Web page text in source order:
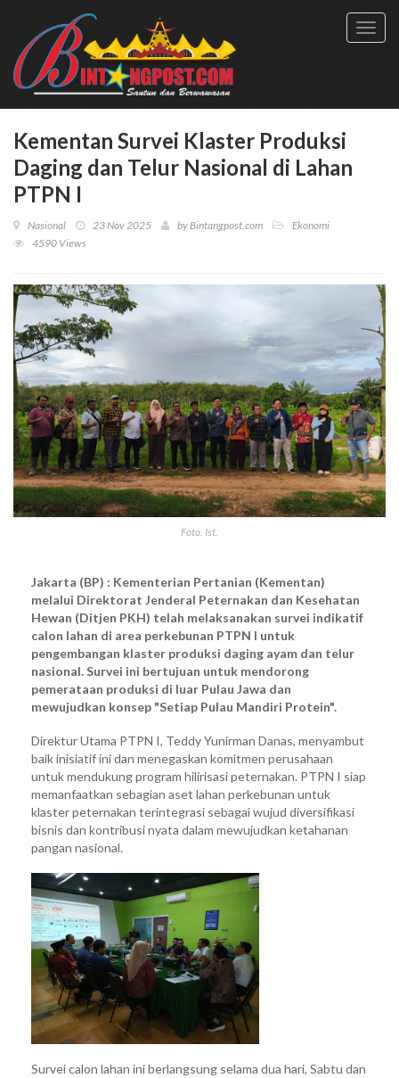
Kementan Survei Klaster Produksi
Daging dan Telur Nasional di Lahan
PTPN I
Nasional 23 Nov 2025 by Bintangpost.com
Ekonomi
4590 Views
Foto. Ist.
Jakarta (BP) : Kementerian Pertanian (Kementan)
melalui Direktorat Jenderal Peternakan dan Kesehatan
Hewan (Ditjen PKH) telah melaksanakan survei indikatif
calon lahan di area perkebunan PTPN I untuk
pengembangan klaster produksi daging ayam dan telur
nasional. Survei ini bertujuan untuk mendorong
pemerataan produksi di luar Pulau Jawa dan
mewujudkan konsep "Setiap Pulau Mandiri Protein".
Direktur Utama PTPN I, Teddy Yunirman Danas, menyambut
baik inisiatif ini dan menegaskan komitmen perusahaan
untuk mendukung program hilirisasi peternakan. PTPN I siap
memanfaatkan sebagian aset lahan perkebunan untuk
klaster peternakan terintegrasi sebagai wujud diversifikasi
bisnis dan kontribusi nyata dalam mewujudkan ketahanan
pangan nasional.
Survei calon lahan ini berlangsung selama dua hari, Sabtu dan